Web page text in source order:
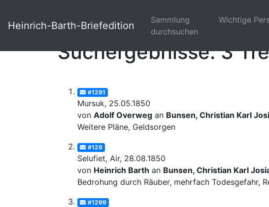
Heinrich-Barth-Briefedition
Sammlung
durchsuchen
Wichtige
Suchergebnisse: 3
#1291
Mursuk, 25.05.1850
von Adolf Overweg an Bunsen, Christian Karl
Weitere Pläne, Geldsorgen
#129
Selufiet, Air, 28.08.1850
von Heinrich Barth an Bunsen, Christian Karl
Bedrohung durch Räuber, mehrfach Todesgefahr,
#1299